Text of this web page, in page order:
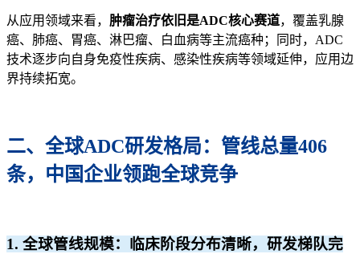
从应用领域来看， 肿瘤治疗依旧是ADC核心赛道，覆盖乳腺
癌、肺癌、胃癌、淋巴瘤、白血病等主流癌种；同时，ADC
技术逐步向自身免疫性疾病、感染性疾病等领域延伸，应用边
界持续拓宽。
二、全球ADC研发格局：管线总量406
条，中国企业领跑全球竞争
1. 全球管线规模：临床阶段分布清晰，研发梯队完